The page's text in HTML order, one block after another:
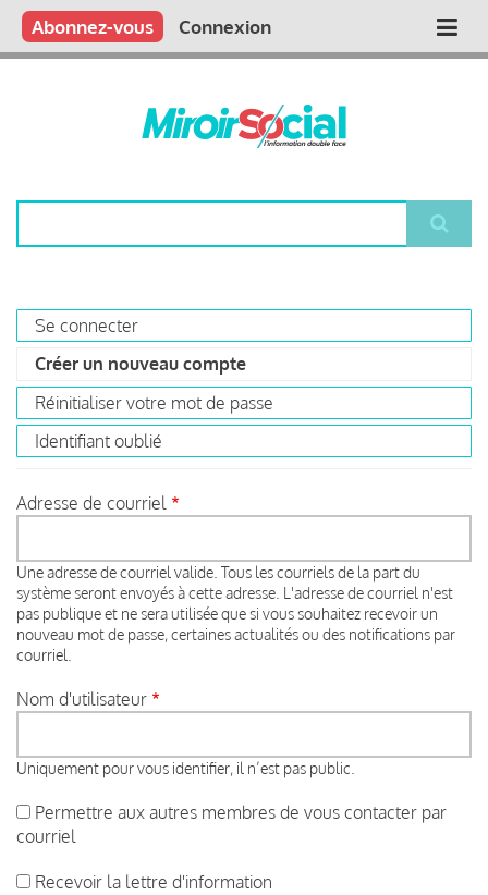
Aller
contenu
Main
Qui sommes nous ?
Vous publiez
Nous publions
Contactez-nous
Abonnez-vous Connexion
Primary
tabs
Se connecter
Créer un nouveau compte
actif)
Réinitialiser votre mot de passe
Identifiant oublié
Adresse de courriel
Une adresse de courriel valide. Tous les courriels de la part du
système seront envoyés à cette adresse. L'adresse de courriel n'est
pas publique et ne sera utilisée que si vous souhaitez recevoir un
nouveau mot de passe, certaines actualités ou des notifications par
courriel.
Nom d'utilisateur
Uniquement pour vous identifier, il n’est pas public.
Permettre aux autres membres de vous contacter par
courriel
Recevoir la lettre d'information